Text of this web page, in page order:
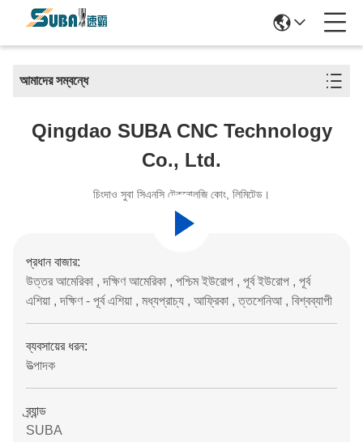
আমাদের সম্বন্ধে
Qingdao SUBA CNC Technology
Co., Ltd.
চিংদাও সুবা সিএনসি টেকনোলজি কোং, লিমিটেড।
প্রধান বাজার:
উত্তর আমেরিকা , দক্ষিণ আমেরিকা , পশ্চিম ইউরোপ , পূর্ব ইউরোপ , পূর্ব
এশিয়া , দক্ষিণ - পূর্ব এশিয়া , মধ্যপ্রাচ্য , আফ্রিকা , ত্তশেনিআ , বিশ্বব্যাপী
ব্যবসায়ের ধরন:
উত্পাদক
ব্র্যান্ড
SUBA